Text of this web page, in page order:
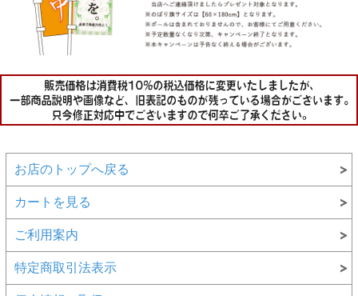
お店のトップへ戻る
カートを見る
ご利用案内
特定商取引法表示